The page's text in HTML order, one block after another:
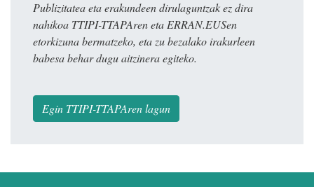
Publizitatea eta erakundeen dirulaguntzak ez dira
nahikoa TTIPI-TTAPAren eta ERRAN.EUSen
etorkizuna bermatzeko, eta zu bezalako irakurleen
babesa behar dugu aitzinera egiteko.
Egin TTIPI-TTAPAren lagun